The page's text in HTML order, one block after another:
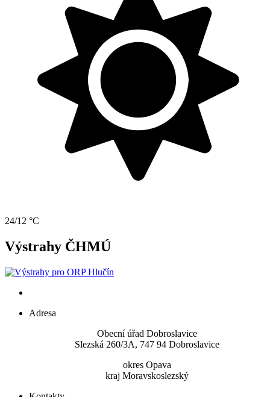
24/12 °C
Výstrahy ČHMÚ
Adresa
Obecní úřad Dobroslavice
Slezská 260/3A, 747 94 Dobroslavice
okres Opava
kraj Moravskoslezský